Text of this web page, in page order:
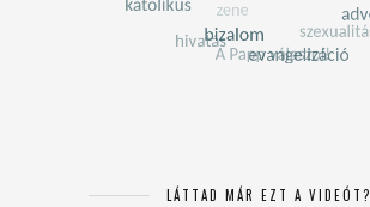
LÁTTAD MÁR EZT A VIDEÓT?